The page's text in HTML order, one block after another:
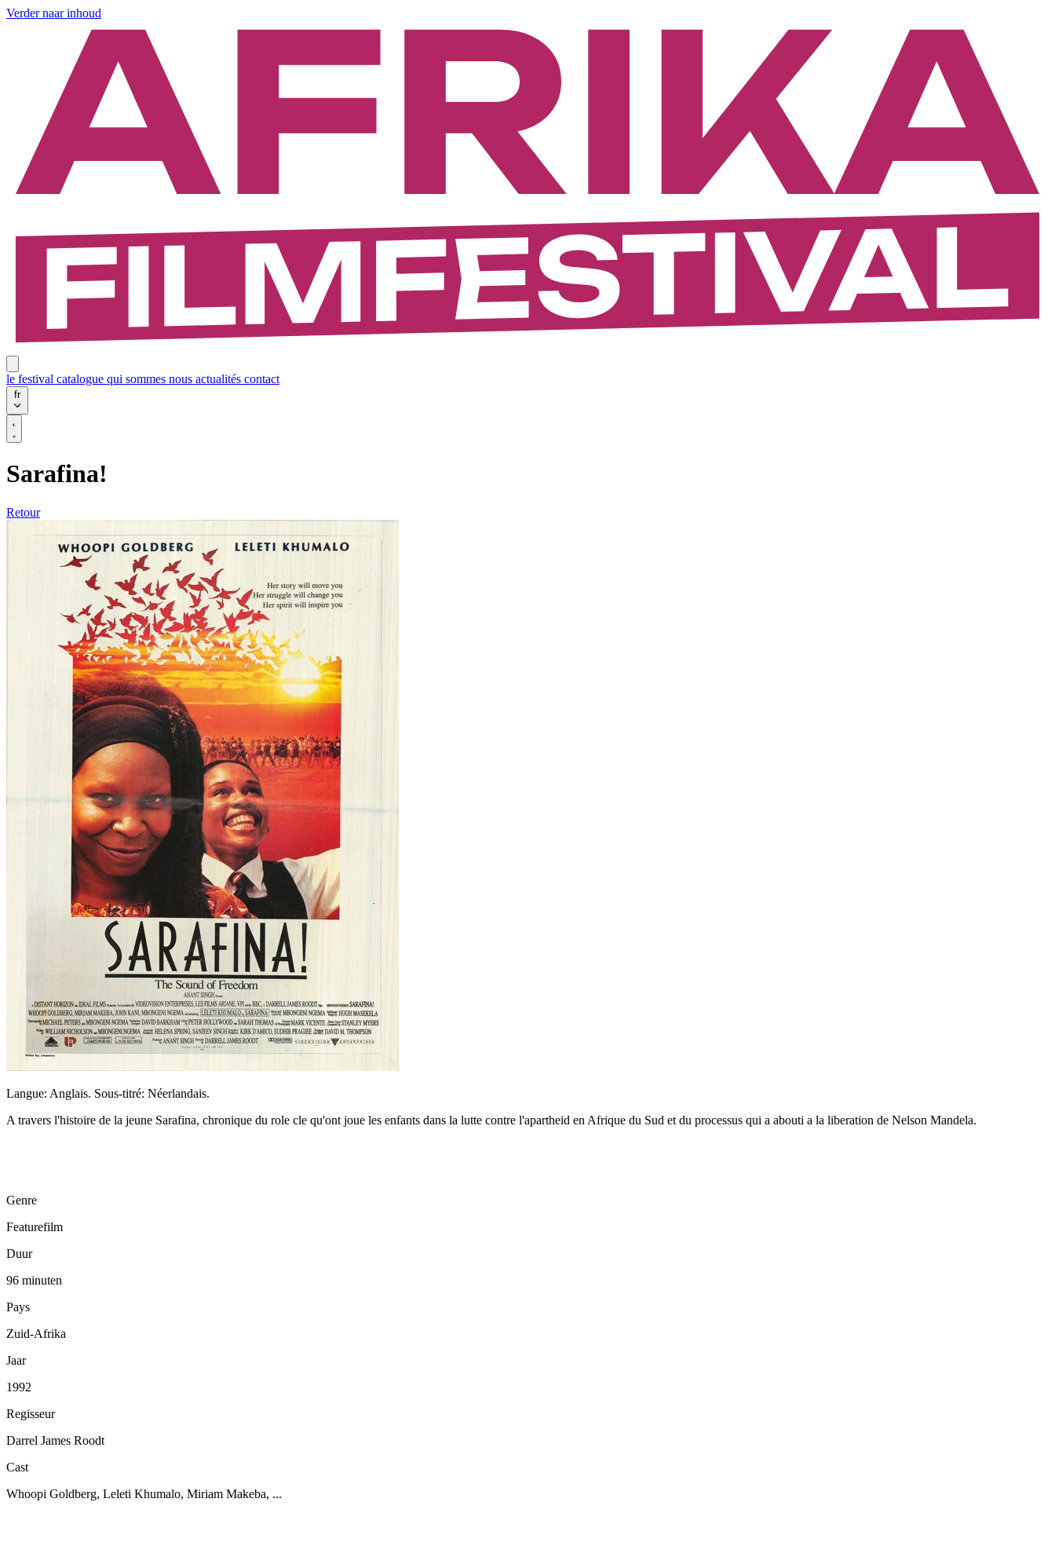
Verder naar inhoud
le festival catalogue qui sommes nous actualités contact
fr
Sarafina!
Retour
Langue: Anglais. Sous-titré: Néerlandais.
A travers l'histoire de la jeune Sarafina, chronique du role cle qu'ont joue les enfants dans la lutte contre l'apartheid en Afrique du Sud et du processus qui a abouti a la liberation de Nelson Mandela.
Genre
Featurefilm
Duur
96 minuten
Pays
Zuid-Afrika
Jaar
1992
Regisseur
Darrel James Roodt
Cast
Whoopi Goldberg, Leleti Khumalo, Miriam Makeba, ...